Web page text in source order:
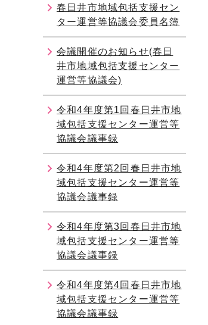
春日井市地域包括支援セン
ター運営等協議会委員名簿
会議開催のお知らせ(春日
井市地域包括支援センター
運営等協議会)
令和4年度第1回春日井市地
域包括支援センター運営等
協議会議事録
令和4年度第2回春日井市地
域包括支援センター運営等
協議会議事録
令和4年度第3回春日井市地
域包括支援センター運営等
協議会議事録
令和4年度第4回春日井市地
域包括支援センター運営等
協議会議事録